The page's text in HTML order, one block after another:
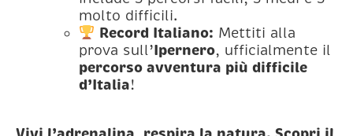
molto difficili.
Record Italiano: Mettiti alla
prova sull’Ipernero, ufficialmente il
percorso avventura più difficile
d’Italia!